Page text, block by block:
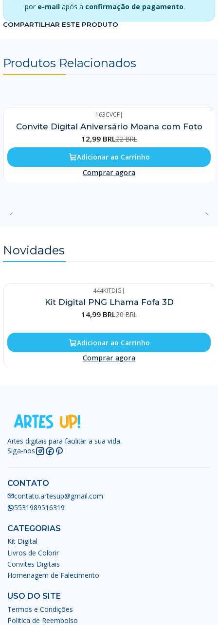
por e-mail após a confirmação de pagamento.
COMPARTILHAR ESTE PRODUTO
Produtos Relacionados
163CVCF|
Convite Digital Aniversário Moana com Foto
12,99 BRL22 BRL
Adicionar ao Carrinho
Comprar agora
Novidades
444KITDIG |
Kit Digital PNG Lhama Fofa 3D
14,99 BRL20 BRL
Adicionar ao Carrinho
Comprar agora
Artes digitais para facilitar a sua vida.
Siga-nos
CONTATO
contato.artesup@gmail.com
5531989516319
CATEGORIAS
Kit Digital
Livros de Colorir
Convites Digitais
Homenagem de Falecimento
USO DO SITE
Termos e Condições
Politica de Reembolso